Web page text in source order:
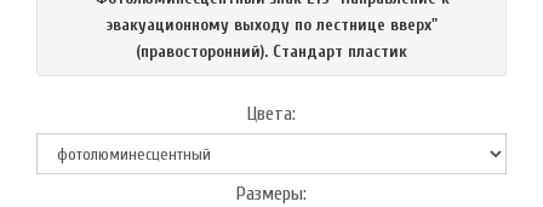
эвакуационному выходу по лестнице вверх"
(правосторонний). Стандарт пластик
Цвета:
Размеры: